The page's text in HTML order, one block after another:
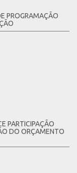
PROGRAMAÇÃO
PARTICIPAÇÃO
DO ORÇAMENTO